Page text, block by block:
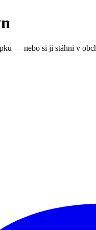
— nebo si ji stáhni v